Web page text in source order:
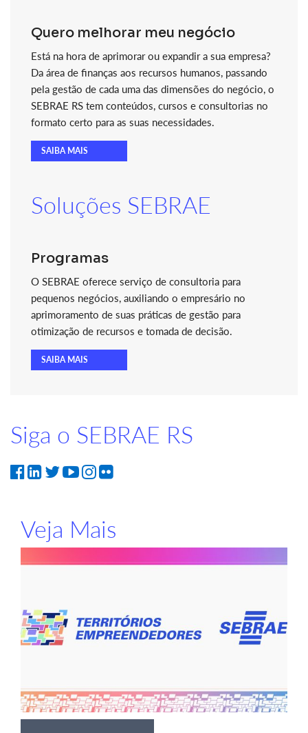
Quero melhorar meu negócio
Está na hora de aprimorar ou expandir a sua empresa?
Da área de finanças aos recursos humanos, passando
pela gestão de cada uma das dimensões do negócio, o
SEBRAE RS tem conteúdos, cursos e consultorias no
formato certo para as suas necessidades.
SAIBA MAIS
Soluções SEBRAE
Programas
O SEBRAE oferece serviço de consultoria para
pequenos negócios, auxiliando o empresário no
aprimoramento de suas práticas de gestão para
otimização de recursos e tomada de decisão.
SAIBA MAIS
Siga o SEBRAE RS
Veja Mais